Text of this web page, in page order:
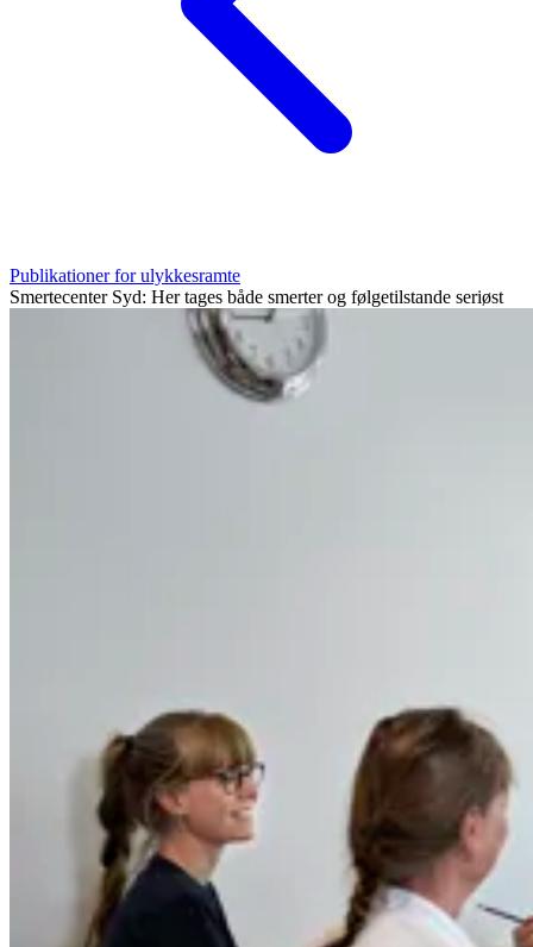
Publikationer for ulykkesramte
Smertecenter Syd: Her tages både smerter og følgetilstande seriøst